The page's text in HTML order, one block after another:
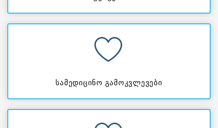
სამედიცინო გამოკვლევები